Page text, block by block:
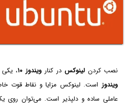
نصب کردن لینوکس در کنار ویندوز ۱۰
، یکی
ویندوز
عاملی ساده و دلپذیر است. می‌توان روی